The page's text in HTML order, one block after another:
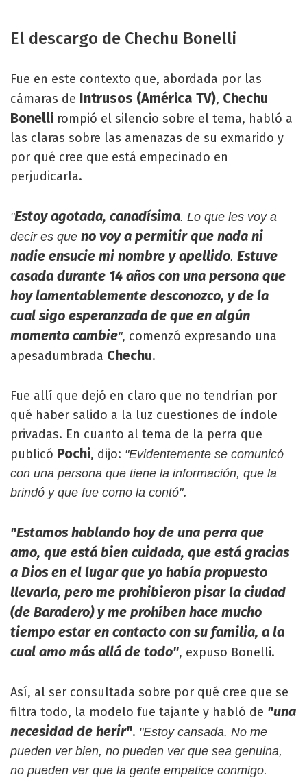
El descargo de Chechu Bonelli
Fue en este contexto que, abordada por las
cámaras de Intrusos (América TV), Chechu
Bonelli rompió el silencio sobre el tema, habló a
las claras sobre las amenazas de su exmarido y
por qué cree que está empecinado en
perjudicarla.
"Estoy agotada, canadísima. Lo que les voy a
decir es que no voy a permitir que nada ni
nadie ensucie mi nombre y apellido. Estuve
casada durante 14 años con una persona que
hoy lamentablemente desconozco, y de la
cual sigo esperanzada de que en algún
momento cambie", comenzó expresando una
apesadumbrada Chechu.
Fue allí que dejó en claro que no tendrían por
qué haber salido a la luz cuestiones de índole
privadas. En cuanto al tema de la perra que
publicó Pochi, dijo: "Evidentemente se comunicó
con una persona que tiene la información, que la
brindó y que fue como la contó".
"Estamos hablando hoy de una perra que
amo, que está bien cuidada, que está gracias
a Dios en el lugar que yo había propuesto
llevarla, pero me prohibieron pisar la ciudad
(de Baradero) y me prohíben hace mucho
tiempo estar en contacto con su familia, a la
cual amo más allá de todo", expuso Bonelli.
Así, al ser consultada sobre por qué cree que se
filtra todo, la modelo fue tajante y habló de "una
necesidad de herir". "Estoy cansada. No me
pueden ver bien, no pueden ver que sea genuina,
no pueden ver que la gente empatice conmigo.